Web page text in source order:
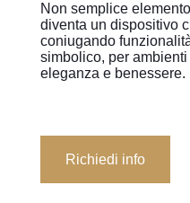
Non semplice
diventa un dispositivo
coniugando
simbolico, per
eleganza e benessere.
Richiedi info